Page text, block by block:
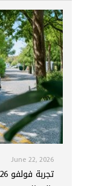
June 22, 2026